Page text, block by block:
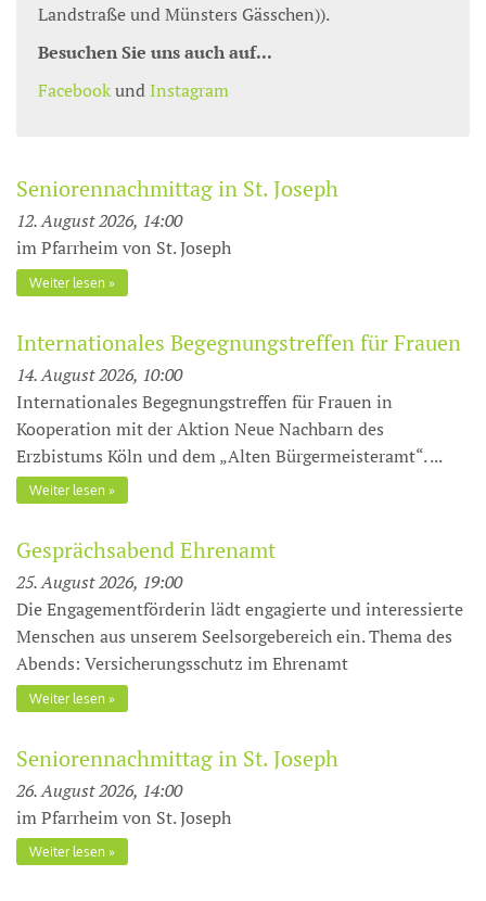
Landstraße und Münsters Gässchen)).
Besuchen Sie uns auch auf...
Facebookund Instagram
Seniorennachmittag in St. Joseph
12. August 2026, 14:00
im Pfarrheim von St. Joseph
Weiter lesen
Internationales Begegnungstreffen für Frauen
14. August 2026, 10:00
Internationales Begegnungstreffen für Frauen in
Kooperation mit der Aktion Neue Nachbarn des
Erzbistums Köln und dem „Alten Bürgermeisteramt“. ...
Weiter lesen
Gesprächsabend Ehrenamt
25. August 2026, 19:00
Die Engagementförderin lädt engagierte und interessierte
Menschen aus unserem Seelsorgebereich ein. Thema des
Abends: Versicherungsschutz im Ehrenamt
Weiter lesen
Seniorennachmittag in St. Joseph
26. August 2026, 14:00
im Pfarrheim von St. Joseph
Weiter lesen